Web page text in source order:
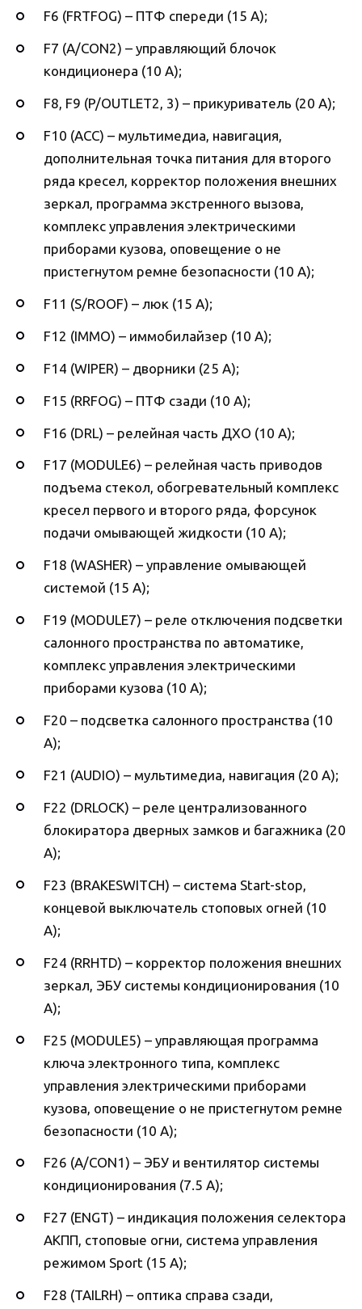
F6 (FRTFOG) – ПТФ спереди (15 А);
F7 (A/CON2) – управляющий блочок
кондиционера (10 А);
F8, F9 (P/OUTLET2, 3) – прикуриватель (20 А);
F10 (ACC) – мультимедиа, навигация,
дополнительная точка питания для второго
ряда кресел, корректор положения внешних
зеркал, программа экстренного вызова,
комплекс управления электрическими
приборами кузова, оповещение о не
пристегнутом ремне безопасности (10 А);
F11 (S/ROOF) – люк (15 А);
F12 (IMMO) – иммобилайзер (10 А);
F14 (WIPER) – дворники (25 А);
F15 (RRFOG) – ПТФ сзади (10 А);
F16 (DRL) – релейная часть ДХО (10 А);
F17 (MODULE6) – релейная часть приводов
подъема стекол, обогревательный комплекс
кресел первого и второго ряда, форсунок
подачи омывающей жидкости (10 А);
F18 (WASHER) – управление омывающей
системой (15 А);
F19 (MODULE7) – реле отключения подсветки
салонного пространства по автоматике,
комплекс управления электрическими
приборами кузова (10 А);
F20 – подсветка салонного пространства (10
А);
F21 (AUDIO) – мультимедиа, навигация (20 А);
F22 (DRLOCK) – реле централизованного
блокиратора дверных замков и багажника (20
А);
F23 (BRAKESWITCH) – система Start-stop,
концевой выключатель стоповых огней (10
А);
F24 (RRHTD) – корректор положения внешних
зеркал, ЭБУ системы кондиционирования (10
А);
F25 (MODULE5) – управляющая программа
ключа электронного типа, комплекс
управления электрическими приборами
кузова, оповещение о не пристегнутом ремне
безопасности (10 А);
F26 (A/CON1) – ЭБУ и вентилятор системы
кондиционирования (7.5 А);
F27 (ENGT) – индикация положения селектора
АКПП, стоповые огни, система управления
режимом Sport (15 А);
F28 (TAILRH) – оптика справа сзади,